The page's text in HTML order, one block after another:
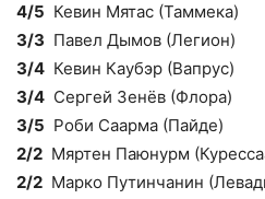
4/5 Кевин Мятас (Таммека)
3/3 Павел Дымов (Легион)
3/4 Кевин Каубэр (Вапрус)
3/4 Сергей Зенёв (Флора)
3/5 Роби Саарма (Пайде)
2/2 Мяртен Паюнурм
2/2 Марко Путинчанин